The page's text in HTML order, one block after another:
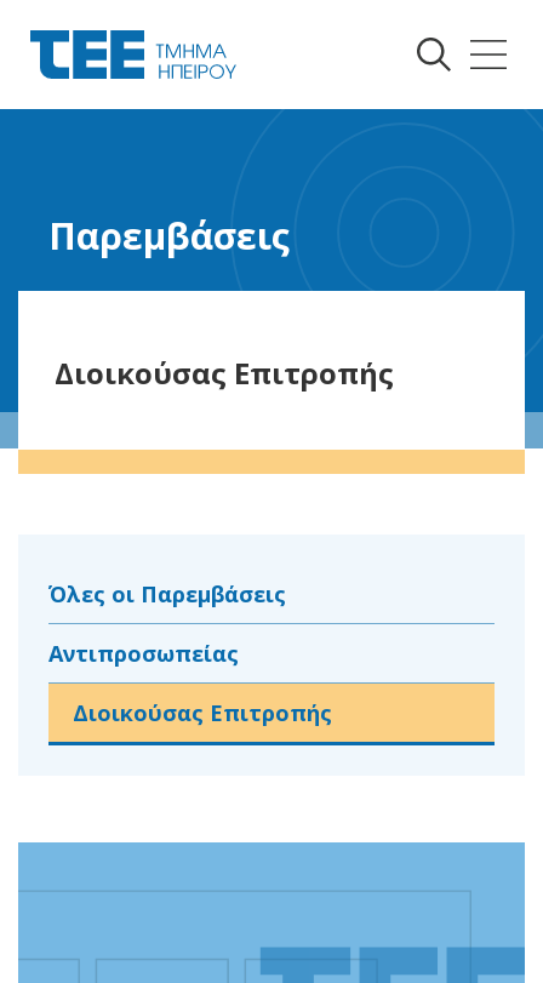
Παρεμβάσεις
Διοικούσας Επιτροπής
Όλες οι Παρεμβάσεις
Αντιπροσωπείας
Διοικούσας Επιτροπής